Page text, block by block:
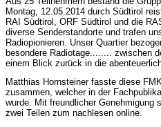
Montag, 12.05.2014 durch Südtirol
RAI Südtirol, ORF Südtirol und die
diverse Senderstandorte und trafen
Radiopionieren. Unser Quartier
besondere Radiotage........ zwischen
einem Blick zurück in die
Matthias Hornsteiner fasste diese
zusammen, welcher in der
wurde. Mit freundlicher Genehmigung
zwei Teilen zum nachlesen online.